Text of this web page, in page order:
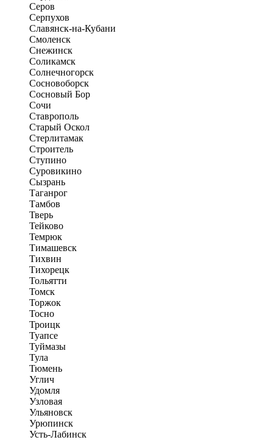
Серов
Серпухов
Славянск-на-Кубани
Смоленск
Снежинск
Соликамск
Солнечногорск
Сосновоборск
Сосновый Бор
Сочи
Ставрополь
Старый Оскол
Стерлитамак
Строитель
Ступино
Суровикино
Сызрань
Таганрог
Тамбов
Тверь
Тейково
Темрюк
Тимашевск
Тихвин
Тихорецк
Тольятти
Томск
Торжок
Тосно
Троицк
Туапсе
Туймазы
Тула
Тюмень
Углич
Удомля
Узловая
Ульяновск
Урюпинск
Усть-Лабинск